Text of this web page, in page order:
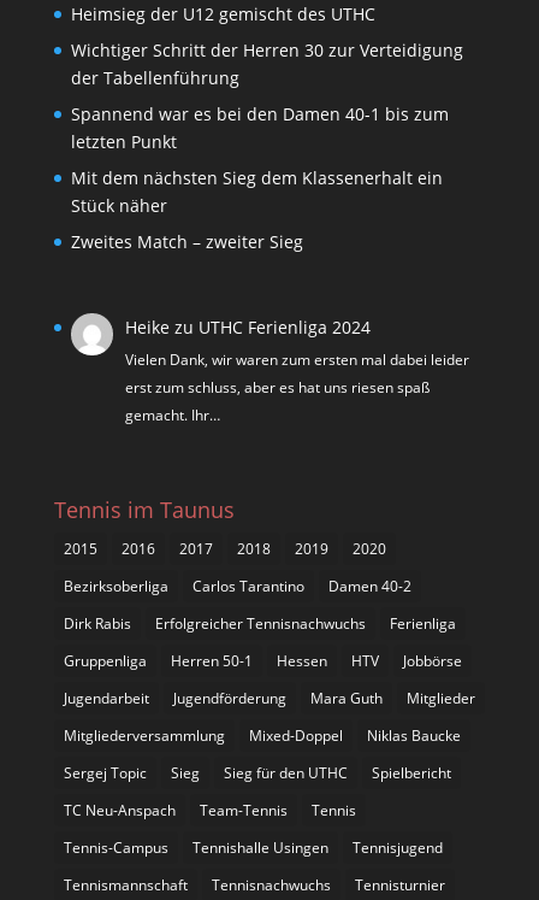
Heimsieg der U12 gemischt des UTHC
Wichtiger Schritt der Herren 30 zur Verteidigung
der Tabellenführung
Spannend war es bei den Damen 40-1 bis zum
letzten Punkt
Mit dem nächsten Sieg dem Klassenerhalt ein
Stück näher
Zweites Match – zweiter Sieg
Heike zu UTHC Ferienliga 2024
Vielen Dank, wir waren zum ersten mal dabei leider
erst zum schluss, aber es hat uns riesen spaß
gemacht. Ihr…
Tennis im Taunus
2015 2016 2017 2018 2019
2020
Bezirksoberliga
Carlos Tarantino
Damen 40-2
Dirk Rabis
Erfolgreicher Tennisnachwuchs
Ferienliga
Gruppenliga
Herren 50-1 Hessen HTV
Jobbörse
Jugendarbeit
Jugendförderung Mara Guth
Mitglieder
Mitgliederversammlung
Mixed-Doppel
Niklas Baucke
Sergej Topic
Sieg Sieg für den UTHC
Spielbericht
TC Neu-Anspach
Team-Tennis
Tennis
Tennis-Campus
Tennishalle Usingen
Tennisjugend
Tennismannschaft
Tennisnachwuchs Tennisturnier